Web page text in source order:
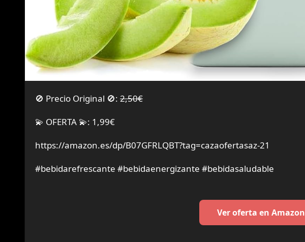
🚫 Precio Original 🚫: 2,50€
💫 OFERTA 💫: 1,99€
https://amazon.es/dp/B07GFRLQBT?tag=cazaofertasaz-21
#bebidarefrescante #bebidaenergizante #bebidasaludable
Ver oferta en Amazon